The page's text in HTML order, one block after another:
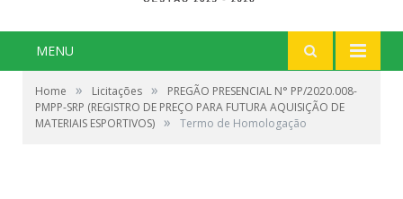
MENU
Home » Licitações »
PREGÃO PRESENCIAL N° PP/2020.008-
PMPP-SRP (REGISTRO DE PREÇO PARA FUTURA AQUISIÇÃO DE
MATERIAIS ESPORTIVOS) » Termo de Homologação